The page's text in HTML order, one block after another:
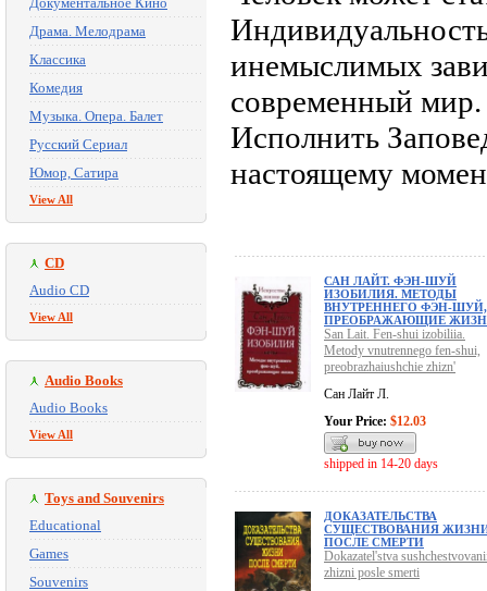
Драма. Мелодрама
Классика
Комедия
Музыка. Опера. Балет
Русский Сериал
Юмор, Сатира
View All
CD
Audio CD
View All
Audio Books
Audio Books
View All
Toys and Souvenirs
Educational
Games
Souvenirs
инемыслимых
современный мир.
Исполнить
настоящему
САН ЛАЙТ. ФЭН-ШУЙ
ИЗОБИЛИЯ. МЕТОДЫ
ВНУТРЕННЕГО ФЭН-ШУЙ,
ПРЕОБРАЖАЮЩИЕ
San Lait. Fen-shui izobiliia.
Metody vnutrennego fen-shui,
preobrazhaiushchie zhizn'
Сан Лайт Л.
Your Price: $12.03
shipped in 14-20 days
ДОКАЗАТЕЛЬСТВА
СУЩЕСТВОВАНИЯ
ПОСЛЕ СМЕРТИ
Dokazatel'stva
zhizni posle smerti